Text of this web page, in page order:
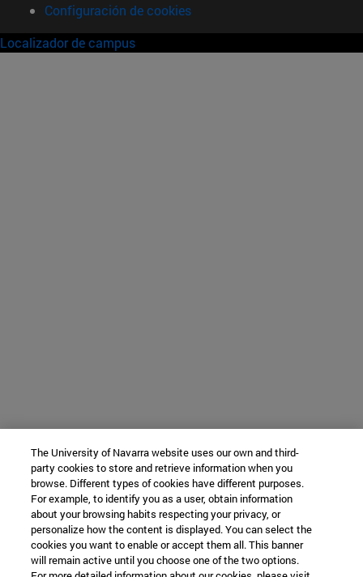
Configuración de cookies
Localizador de campus
The University of Navarra website uses our own and third-
party cookies to store and retrieve information when you
browse. Different types of cookies have different purposes.
For example, to identify you as a user, obtain information
about your browsing habits respecting your privacy, or
personalize how the content is displayed. You can select the
cookies you want to enable or accept them all. This banner
will remain active until you choose one of the two options.